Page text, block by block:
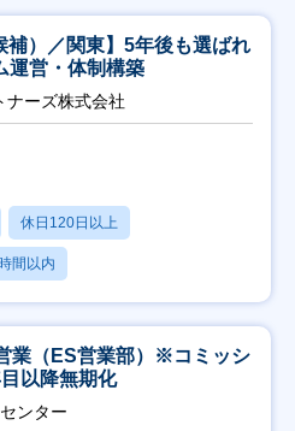
補）／関東】5年後も選ばれ
運営・体制構築
ナーズ株式会社
休日120日以上
間以内
業（ES営業部）※コミッシ
以降無期化
ンター